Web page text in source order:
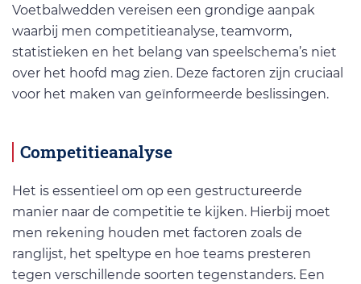
Voetbalwedden vereisen een grondige aanpak
waarbij men competitieanalyse, teamvorm,
statistieken en het belang van speelschema’s niet
over het hoofd mag zien. Deze factoren zijn cruciaal
voor het maken van geïnformeerde beslissingen.
Competitieanalyse
Het is essentieel om op een gestructureerde
manier naar de competitie te kijken. Hierbij moet
men rekening houden met factoren zoals de
ranglijst, het speltype en hoe teams presteren
tegen verschillende soorten tegenstanders. Een